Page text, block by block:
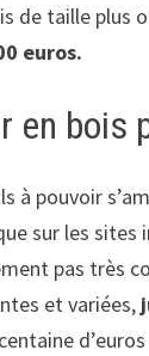
de taille
euros.
en bois
à pouvoir
sur les
pas très
et variées,